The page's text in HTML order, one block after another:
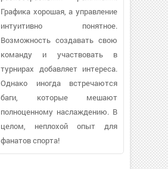
Графика хорошая, а управление
интуитивно понятное.
Возможность создавать свою
команду и участвовать в
турнирах добавляет интереса.
Однако иногда встречаются
баги, которые мешают
полноценному наслаждению. В
целом, неплохой опыт для
фанатов спорта!